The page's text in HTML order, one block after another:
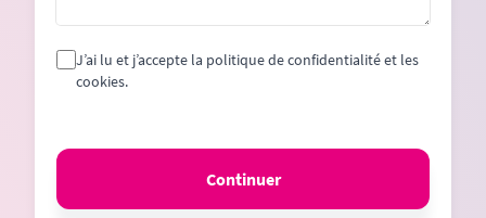
J’ai lu et j’accepte la politique de confidentialité et les
cookies.
Continuer